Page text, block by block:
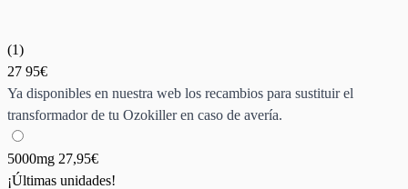
(1)
27 95€
Ya disponibles en nuestra web los recambios para sustituir el
transformador de tu Ozokiller en caso de avería.
5000mg 27,95€
¡Últimas unidades!